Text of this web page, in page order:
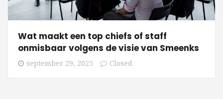
Wat maakt een top chiefs of staff
onmisbaar volgens de visie van Smeenks
september 29, 2025 Closed